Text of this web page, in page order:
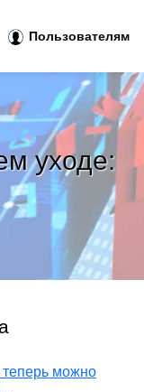
уходе:
теперь можно
Пользователям